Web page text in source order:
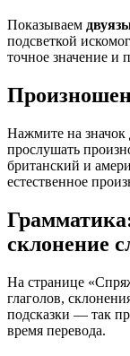
Показываем
подсветкой
точное значение и
Нажмите на
прослушать
британский и
естественное
склонение
На странице
глаголов,
подсказки — так
время перевода.